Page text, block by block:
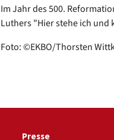
Im Jahr des 500.
Luthers "Hier stehe ich und
Foto: ©EKBO/Thorsten
Presse